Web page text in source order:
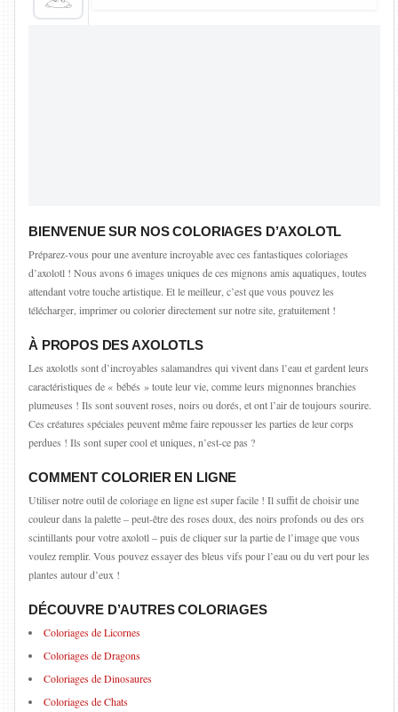
BIENVENUE SUR NOS COLORIAGES D’AXOLOTL
Préparez-vous pour une aventure incroyable avec ces fantastiques coloriages
d’axolotl ! Nous avons 6 images uniques de ces mignons amis aquatiques, toutes
attendant votre touche artistique. Et le meilleur, c’est que vous pouvez les
télécharger, imprimer ou colorier directement sur notre site, gratuitement !
À PROPOS DES AXOLOTLS
Les axolotls sont d’incroyables salamandres qui vivent dans l’eau et gardent leurs
caractéristiques de « bébés » toute leur vie, comme leurs mignonnes branchies
plumeuses ! Ils sont souvent roses, noirs ou dorés, et ont l’air de toujours sourire.
Ces créatures spéciales peuvent même faire repousser les parties de leur corps
perdues ! Ils sont super cool et uniques, n’est-ce pas ?
COMMENT COLORIER EN LIGNE
Utiliser notre outil de coloriage en ligne est super facile ! Il suffit de choisir une
couleur dans la palette – peut-être des roses doux, des noirs profonds ou des ors
scintillants pour votre axolotl – puis de cliquer sur la partie de l’image que vous
voulez remplir. Vous pouvez essayer des bleus vifs pour l’eau ou du vert pour les
plantes autour d’eux !
DÉCOUVRE D’AUTRES COLORIAGES
Coloriages de Licornes
Coloriages de Dragons
Coloriages de Dinosaures
Coloriages de Chats